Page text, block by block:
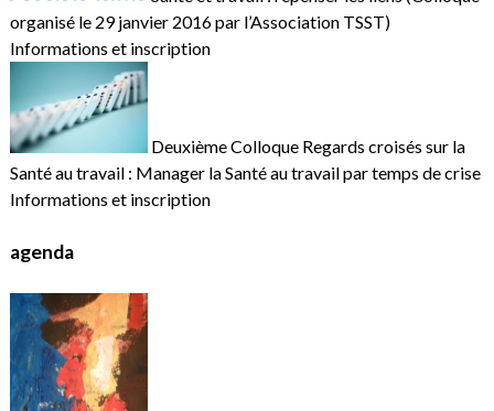
organisé le 29 janvier 2016 par l’Association TSST)
Informations et inscription
Deuxième Colloque Regards croisés sur la
Santé au travail : Manager la Santé au travail par temps de crise
Informations et inscription
agenda